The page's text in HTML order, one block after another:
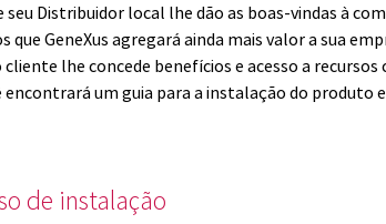
seu Distribuidor local lhe dão as boas-vindas à
que GeneXus agregará ainda mais valor a sua
cliente lhe concede benefícios e acesso a
encontrará um guia para a instalação do
de instalação